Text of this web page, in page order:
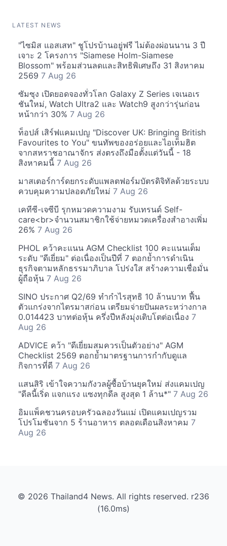
LATEST NEWS
"ไซมิส แอสเสท" ชูโปรบ้านอยู่ฟรี ไม่ต้องผ่อนนาน 3 ปี
เจาะ 2 โครงการ "Siamese Holm-Siamese
Blossom" พร้อมส่วนลดและสิทธิพิเศษถึง 31 สิงหาคม
2569 7 Aug 26
ซัมซุง เปิดยอดจองทั่วโลก Galaxy Z Series เจเนอเร
ชันใหม่, Watch Ultra2 และ Watch9 สูงกว่ารุ่นก่อน
หน้ากว่า 30% 7 Aug 26
ท็อปส์ เสิร์ฟแคมเปญ "Discover UK: Bringing British
Favourites to You" ขนทัพของอร่อยและไอเท็มฮิต
จากสหราชอาณาจักร ส่งตรงถึงมือตั้งแต่วันนี้ - 18
สิงหาคมนี้ 7 Aug 26
มาสเตอร์การ์ดยกระดับแพลตฟอร์มบัตรดิจิทัลด้วยระบบ
ควบคุมความปลอดภัยใหม่ 7 Aug 26
เคทีซี-เจซีบี รุกหมวดความงาม รับเทรนด์ Self-
care<br>จำนวนสมาชิกใช้จ่ายหมวดเครื่องสำอางเพิ่ม
26% 7 Aug 26
PHOL คว้าคะแนน AGM Checklist 100 คะแนนเต็ม
ระดับ "ดีเยี่ยม" ต่อเนื่องเป็นปีที่ 7 ตอกย้ำการดำเนิน
ธุรกิจตามหลักธรรมาภิบาล โปร่งใส สร้างความเชื่อมั่น
ผู้ถือหุ้น 7 Aug 26
SINO ประกาศ Q2/69 ทำกำไรสุทธิ 10 ล้านบาท ฟื้น
ตัวแกร่งจากไตรมาสก่อน เตรียมจ่ายปันผลระหว่างกาล
0.014423 บาทต่อหุ้น ครึ่งปีหลังมุ่งเติบโตต่อเนื่อง 7
Aug 26
ADVICE คว้า "ดีเยี่ยมสมควรเป็นตัวอย่าง" AGM
Checklist 2569 ตอกย้ำมาตรฐานการกำกับดูแล
กิจการที่ดี 7 Aug 26
แสนสิริ เข้าใจความกังวลผู้ซื้อบ้านยุคใหม่ ส่งแคมเปญ
"ดีลนี้เริ่ด แจกแรง แซงทุกดีล สูงสุด 1 ล้าน*" 7 Aug 26
อิมแพ็คชวนครอบครัวฉลองวันแม่ เปิดแคมเปญรวม
โปรโมชันจาก 5 ร้านอาหาร ตลอดเดือนสิงหาคม 7
Aug 26
© 2026 Thailand4 News. All rights reserved. r236
(16.0ms)